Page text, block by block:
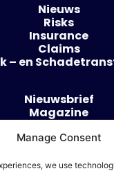
Manage Consent
we use
Nieuws
Risks
Insurance
Claims
– en
Nieuwsbrief
Magazine
Over